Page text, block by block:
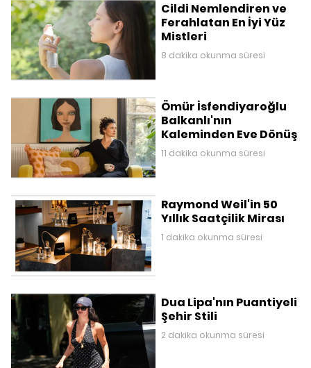
Cildi Nemlendiren ve
Ferahlatan En İyi Yüz
Mistleri
8 dakika okunma süresi
Ömür İsfendiyaroğlu
Balkanlı'nın
Kaleminden Eve Dönüş
11 dakika okunma süresi
Raymond Weil'in 50
Yıllık Saatçilik Mirası
1 dakika okunma süresi
Dua Lipa'nın Puantiyeli
Şehir Stili
2 dakika okunma süresi